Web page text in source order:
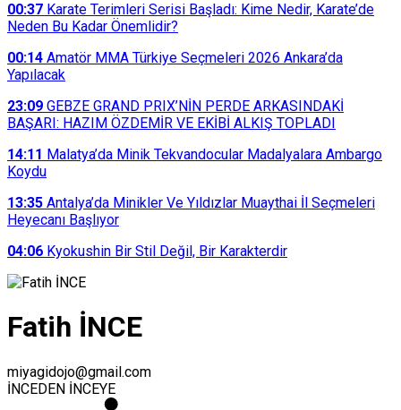
00:37 Karate Terimleri Serisi Başladı: Kime Nedir, Karate’de
Neden Bu Kadar Önemlidir?
00:14 Amatör MMA Türkiye Seçmeleri 2026 Ankara’da
Yapılacak
23:09 GEBZE GRAND PRIX’NİN PERDE ARKASINDAKİ
BAŞARI: HAZIM ÖZDEMİR VE EKİBİ ALKIŞ TOPLADI
14:11 Malatya’da Minik Tekvandocular Madalyalara Ambargo
Koydu
13:35 Antalya’da Minikler Ve Yıldızlar Muaythai İl Seçmeleri
Heyecanı Başlıyor
04:06 Kyokushin Bir Stil Değil, Bir Karakterdir
Fatih İNCE
miyagidojo@gmail.com
İNCEDEN İNCEYE